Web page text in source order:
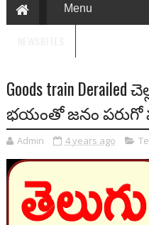
Goods train Derailed
భయంతో జనం పరుగో
Admin 4 years ago